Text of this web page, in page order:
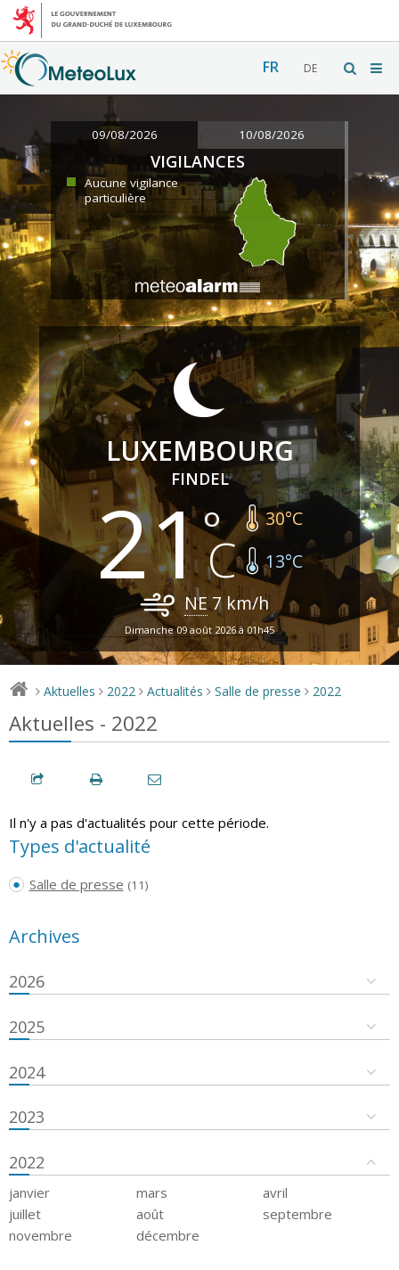
FR DE
09/08/2026 10/08/2026
VIGILANCES
Aucune vigilance
particulière
LUXEMBOURG
FINDEL
21 30°C
13°C
NE7 km/h
Dimanche 09 août 2026 à 01h45
> Aktuelles > 2022 > Actualités > Salle de presse > 2022
Aktuelles - 2022
Il n'y a pas d'actualités pour cette période.
Types d'actualité
Salle de presse (11)
Archives
2026
2025
2024
2023
2022
janvier mars
avril
juillet
août
septembre
novembre
décembre